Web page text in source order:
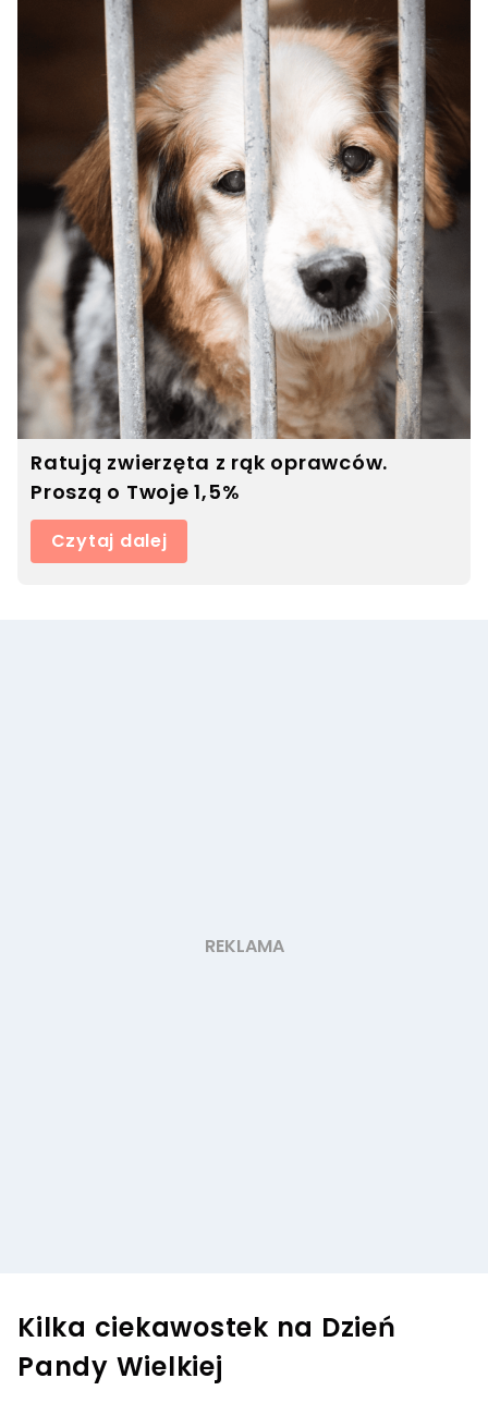
Ratują zwierzęta z rąk oprawców.
Proszą o Twoje 1,5%
Czytaj dalej
Kilka ciekawostek na Dzień
Pandy Wielkiej